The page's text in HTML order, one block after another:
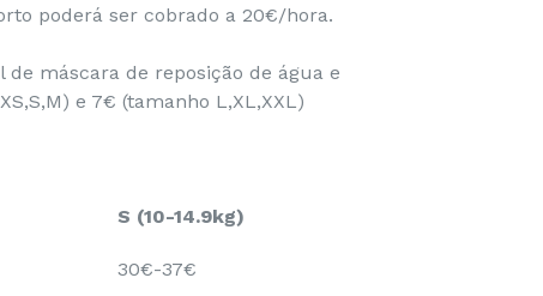
poderá ser cobrado a 20€/hora.
máscara de reposição de água e
e 7€ (tamanho L,XL,XXL)
S (10-14.9kg)
30€-37€